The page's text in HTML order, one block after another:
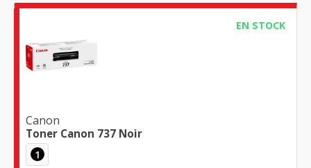
EN STOCK
Canon
Toner Canon 737 Noir
1